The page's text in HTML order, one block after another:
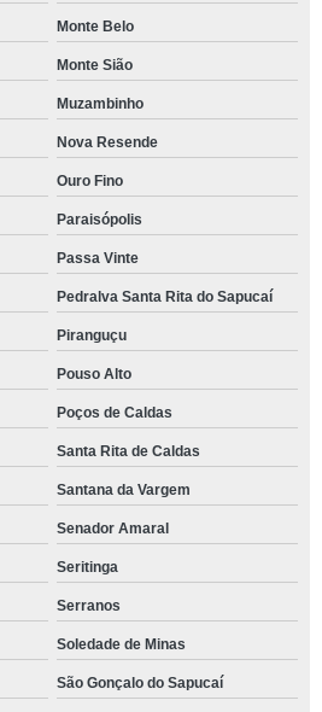
Monte Belo
Monte Sião
Muzambinho
Nova Resende
Ouro Fino
Paraisópolis
Passa Vinte
Pedralva Santa Rita do Sapucaí
Piranguçu
Pouso Alto
Poços de Caldas
Santa Rita de Caldas
Santana da Vargem
Senador Amaral
Seritinga
Serranos
Soledade de Minas
São Gonçalo do Sapucaí